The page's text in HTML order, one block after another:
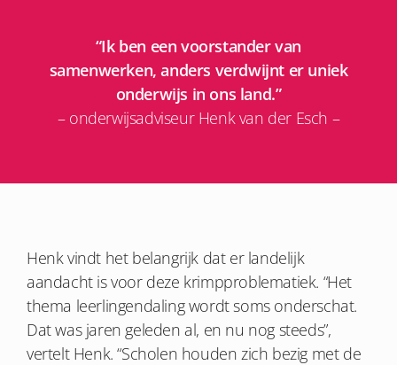
“Ik ben een voorstander van
samenwerken, anders verdwijnt er uniek
onderwijs in ons land.”
– onderwijsadviseur Henk van der Esch –
Henk vindt het belangrijk dat er landelijk
aandacht is voor deze krimpproblematiek. “Het
thema leerlingendalingwordt soms onderschat.
Dat was jaren geleden al, en nu nog steeds”,
vertelt Henk. “Scholen houden zich bezig met de